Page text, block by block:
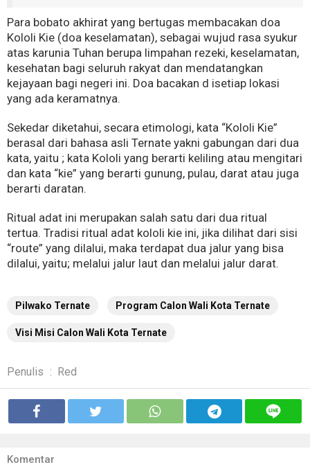
Para bobato akhirat yang bertugas membacakan doa
Kololi Kie (doa keselamatan), sebagai wujud rasa syukur
atas karunia Tuhan berupa limpahan rezeki, keselamatan,
kesehatan bagi seluruh rakyat dan mendatangkan
kejayaan bagi negeri ini. Doa bacakan d isetiap lokasi
yang ada keramatnya.
Sekedar diketahui, secara etimologi, kata “Kololi Kie”
berasal dari bahasa asli Ternate yakni gabungan dari dua
kata, yaitu ; kata Kololi yang berarti keliling atau mengitari
dan kata “kie” yang berarti gunung, pulau, darat atau juga
berarti daratan.
Ritual adat ini merupakan salah satu dari dua ritual
tertua. Tradisi ritual adat kololi kie ini, jika dilihat dari sisi
“route” yang dilalui, maka terdapat dua jalur yang bisa
dilalui, yaitu; melalui jalur laut dan melalui jalur darat.
Pilwako Ternate Program Calon Wali Kota Ternate
Visi Misi Calon Wali Kota Ternate
Penulis : Red
Komentar